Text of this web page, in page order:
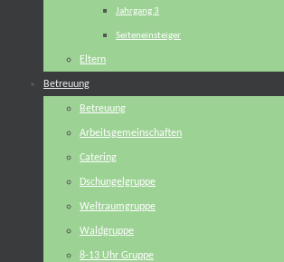
Jahrgang 3
Seiteneinsteiger
Eltern
Betreuung
Betreuung
Arbeitsgemeinschaften
Catering
Dschungelgruppe
Weltraumgruppe
Waldgruppe
8-13 Uhr Gruppe